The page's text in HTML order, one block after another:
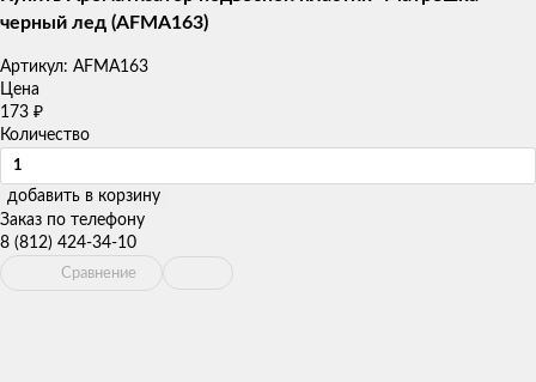
черный лед (AFMA163)
Артикул: AFMA163
Цена
173 ₽
Количество
добавить в корзину
Заказ по телефону
8 (812) 424-34-10
Сравнение